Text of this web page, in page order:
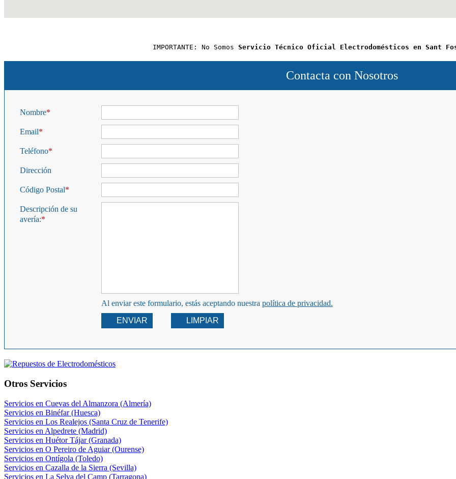
IMPORTANTE: No Somos Servicio Técnico Oficial Electrodomésticos en Sant
Contacta con Nosotros
Nombre
Email
Teléfono
Dirección
Código Postal
Descripción de su
avería:
Al enviar este formulario, estás aceptando nuestra política de privacidad.
ENVIAR
LIMPIAR
Otros Servicios
Servicios en Cuevas del Almanzora (Almería)
Servicios en Binéfar (Huesca)
Servicios en Los Realejos (Santa Cruz de Tenerife)
Servicios en Alpedrete (Madrid)
Servicios en Huétor Tájar (Granada)
Servicios en O Pereiro de Aguiar (Ourense)
Servicios en Ontígola (Toledo)
Servicios en Cazalla de la Sierra (Sevilla)
Servicios en La Selva del Camp (Tarragona)